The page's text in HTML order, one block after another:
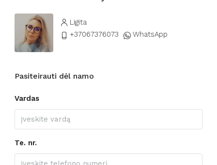
Ligita
+37067376073
WhatsApp
Pasiteirauti dėl namo
Vardas
Te. nr.